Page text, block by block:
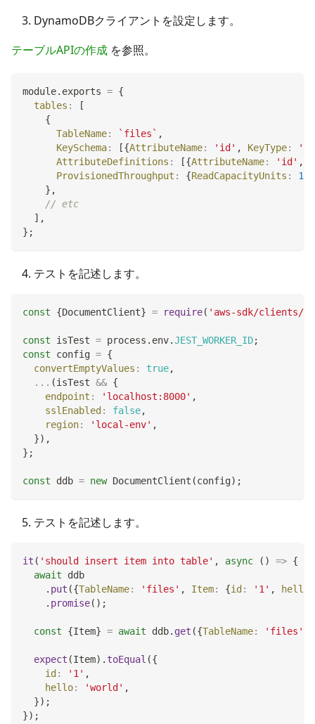
DynamoDBクライアントを設定します。
テーブルAPIの作成 を参照。
module. exports = {
tables :
[
{
TableName: ` files ` ,
KeySchema: [{AttributeName: 'id' , KeyType:
AttributeDefinitions : [{AttributeName: 'id' ,
ProvisionedThroughput : {ReadCapacityUnits : 1
} ,
// etc
] ,
} ;
テストを記述します。
const {DocumentClient} = require( 'aws-sdk/clients/
const isTest = process . env.JEST_WORKER_ID;
const config = {
convertEmptyValues : true,
... (isTest && {
endpoint : 'localhost:8000' ,
sslEnabled : false,
region: 'local-env' ,
}) ,
} ;
const ddb = new DocumentClient (config) ;
テストを記述します。
it ( 'should insert item into table' , async ( ) => {
await ddb
. put ({TableName: 'files' , Item: {id : '1' , hello
. promise( ) ;
const {Item} = await ddb. get ({TableName: 'files'
expect (Item) . toEqual ({
id : '1' ,
hello: 'world' ,
}) ;
}) ;